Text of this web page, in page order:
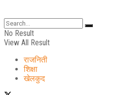
No Result
View All Result
राजनिती
शिक्षा
खेलकुद